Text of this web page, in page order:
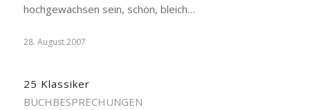
hochgewachsen sein, schön, bleich…
28. August 2007
25 Klassiker
BUCHBESPRECHUNGEN